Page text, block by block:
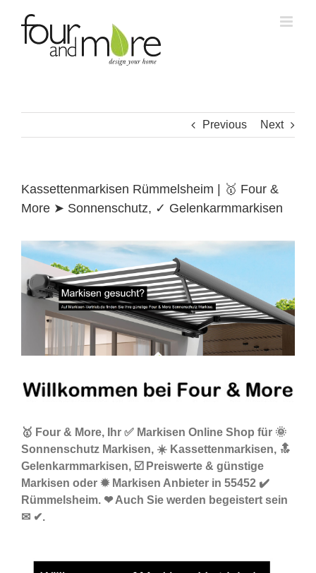
content
Previous Next
Kassettenmarkisen Rümmelsheim | 🥇 Four &
More ➤ Sonnenschutz, ✓ Gelenkarmmarkisen
🥇 Four & More, Ihr ✅ Markisen Online Shop für 🌞
Sonnenschutz Markisen, ☀️ Kassettenmarkisen, 🔝
Gelenkarmmarkisen, ☑️ Preiswerte & günstige
Markisen oder ✹ Markisen Anbieter in 55452 ✔️
Rümmelsheim. ❤ Auch Sie werden begeistert sein
✉ ✔.